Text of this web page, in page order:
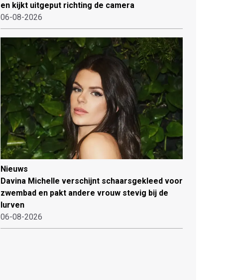
en kijkt uitgeput richting de camera
06-08-2026
Nieuws
Davina Michelle verschijnt schaarsgekleed voor
zwembad en pakt andere vrouw stevig bij de
lurven
06-08-2026